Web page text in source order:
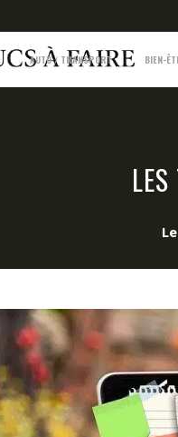
AUTO / TRANSPORT BIEN-